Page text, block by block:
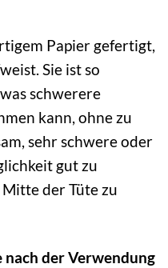
Papier gefertigt,
Sie ist so
schwerere
kann, ohne zu
sehr schwere oder
gut zu
der Tüte zu
nach der Verwendung